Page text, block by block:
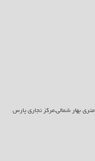
آدرس :بازارآهن تهران(شادآباد)، بلوار 45متری بهار شمالی،مرکز تجاری پارس